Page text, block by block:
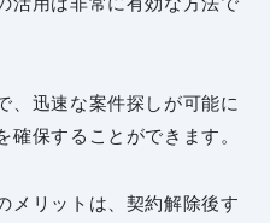
、迅速な案件探しが可能に
保することができます。
メリットは、契約解除後す